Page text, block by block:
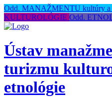
Odd. MANAŽMENTU kultúry a
KULTUROLÓGIE Odd.
Ústav
turizmu
etnológie